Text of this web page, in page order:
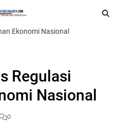
Ekonomi Nasional
Regulasi
Nasional
0